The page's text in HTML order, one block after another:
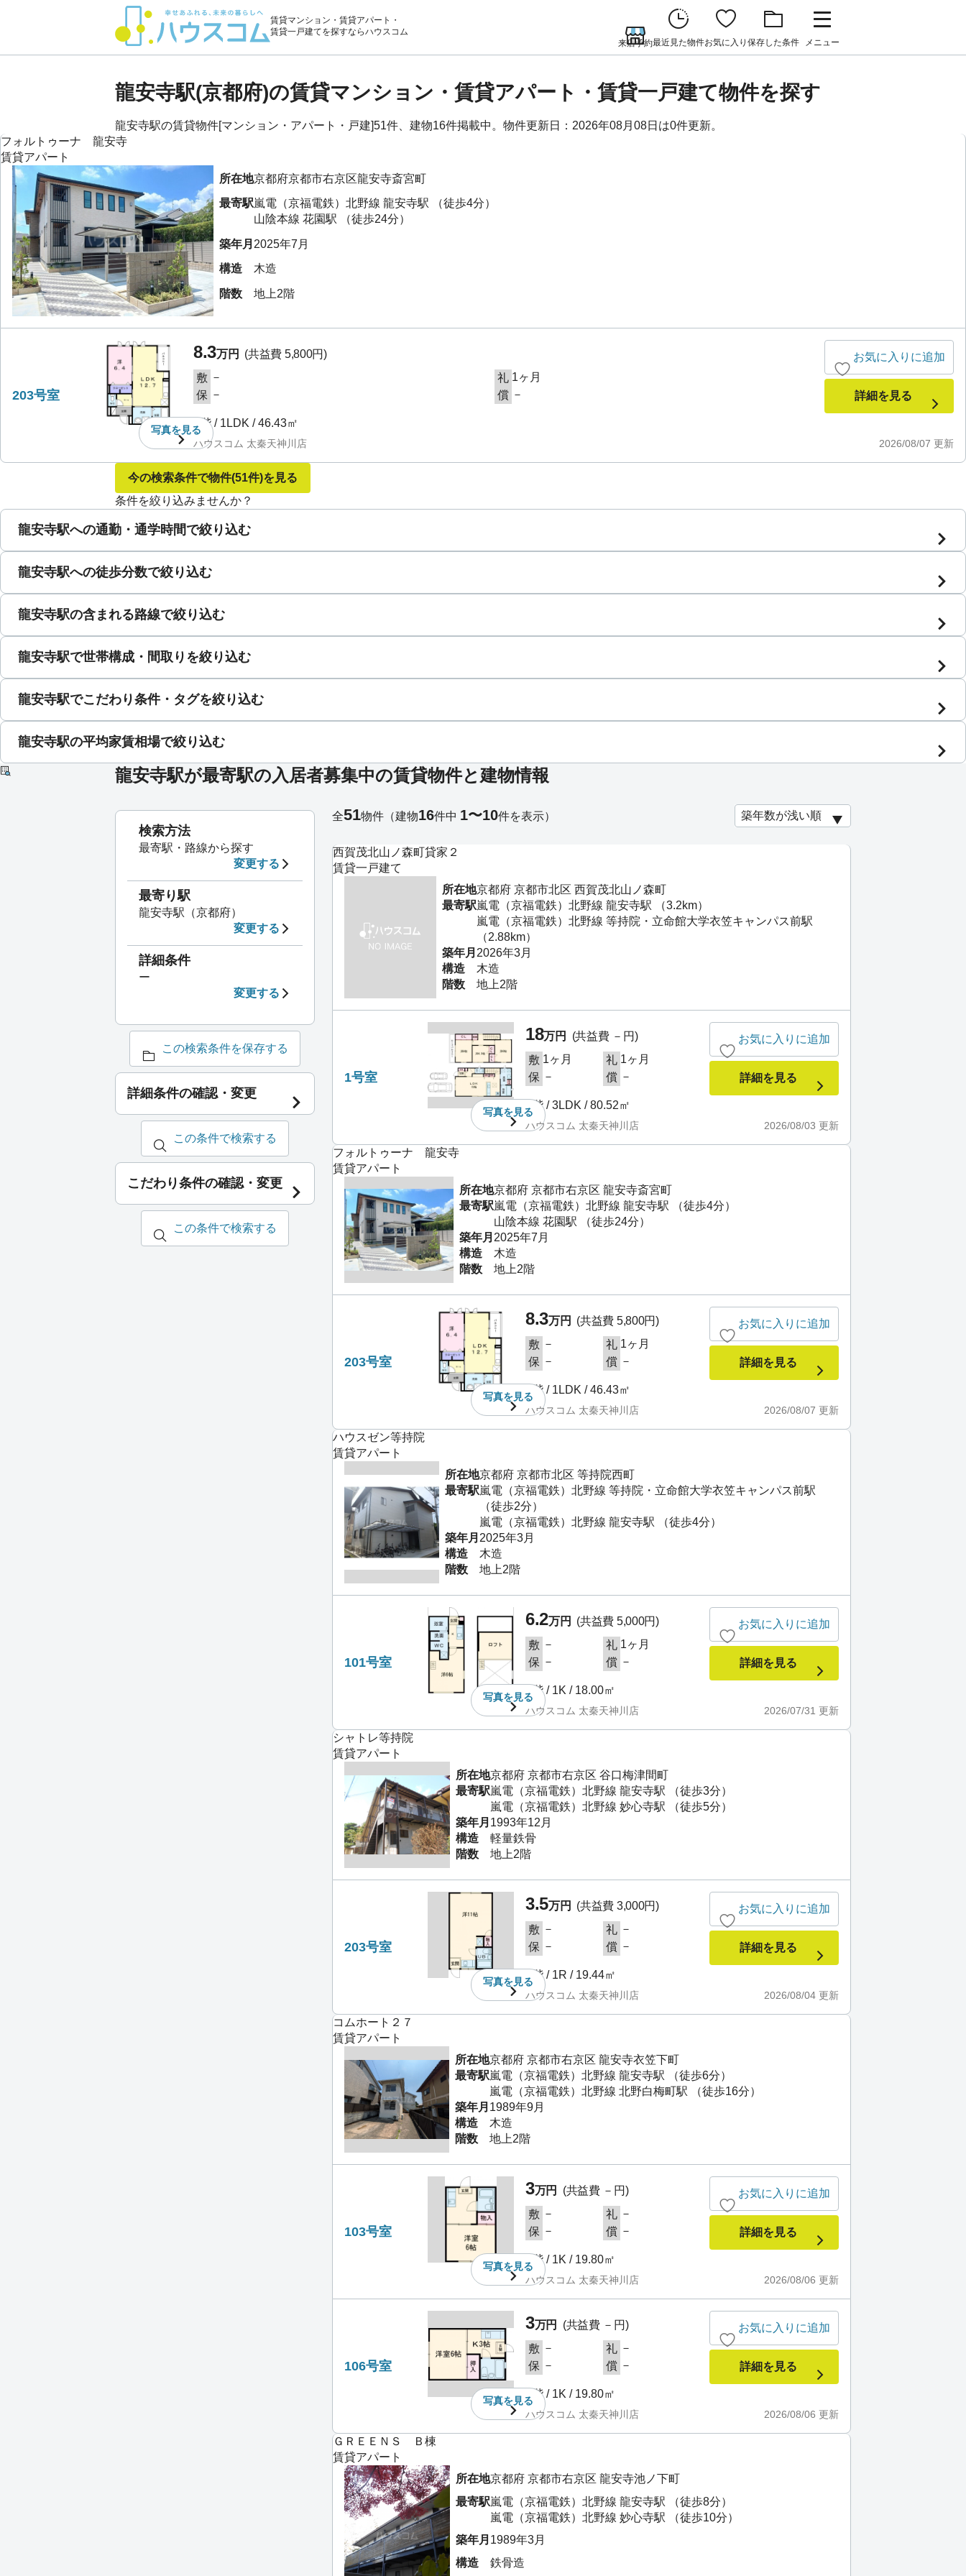
賃貸マンション・賃貸アパート・
賃貸一戸建てを探すならハウスコム
来店予約最近見た物件お気に入り 保存した条件 メニュー
龍安寺駅(京都府)の賃貸マンション・賃貸アパート・賃貸一戸建て物件を探す
龍安寺駅の賃貸物件[マンション・アパート・戸建]51件、建物16件掲載中。物件更新日：2026年08月08日は0件更新。
フォルトゥーナ 龍安寺
賃貸アパート
所在地京都府京都市右京区龍安寺斎宮町
最寄駅嵐電（京福電鉄）北野線 龍安寺駅
（徒歩4分）
山陰本線 花園駅 （徒歩24分）
築年月 2025年7月
構造 木造
階数 地上2階
203号室
写真を見る
8.3万円 (共益費 5,800円)
敷 － 礼 1ヶ月
保 － 償 －
2階/ 1LDK /46.43㎡
2026/08/07 更新
ハウスコム 太秦天神川店
お気に入りに追加
詳細を見る
今の検索条件で物件(51件)を見る
条件を絞り込みませんか？
龍安寺駅への通勤・通学時間で絞り込む
龍安寺駅への徒歩分数で絞り込む
龍安寺駅の含まれる路線で絞り込む
龍安寺駅で世帯構成・間取りを絞り込む
龍安寺駅でこだわり条件・タグを絞り込む
龍安寺駅の平均家賃相場で絞り込む
龍安寺駅が最寄駅の入居者募集中の賃貸物件と建物情報
西賀茂北山ノ森町貸家２
賃貸一戸建て
所在地京都府 京都市北区 西賀茂北山ノ森町
最寄駅嵐電（京福電鉄）北野線 龍安寺駅 （3.2km）
嵐電（京福電鉄）北野線 等持院・立命館大学衣笠キャンパス前駅
（2.88km）
築年月 2026年3月
構造
木造
階数
地上2階
1号室
写真を見る
18万円
(共益費 －円)
敷 1ヶ月 礼 1ヶ月
保 － 償 －
1階 / 3LDK / 80.52㎡
2026/08/03 更新
ハウスコム 太秦天神川店
お気に入りに追加
詳細を見る
フォルトゥーナ 龍安寺
賃貸アパート
所在地京都府 京都市右京区 龍安寺斎宮町
最寄駅嵐電（京福電鉄）北野線 龍安寺駅 （徒歩4分）
山陰本線 花園駅 （徒歩24分）
築年月 2025年7月
構造
木造
階数
地上2階
203号室
写真を見る
8.3万円
(共益費 5,800円)
敷 － 礼 1ヶ月
保 － 償 －
2階 / 1LDK / 46.43㎡
2026/08/07 更新
ハウスコム 太秦天神川店
お気に入りに追加
詳細を見る
ハウスゼン等持院
賃貸アパート
所在地京都府 京都市北区 等持院西町
最寄駅嵐電（京福電鉄）北野線 等持院・立命館大学衣笠キャンパス前駅
（徒歩2分）
嵐電（京福電鉄）北野線 龍安寺駅 （徒歩4分）
築年月 2025年3月
構造
木造
階数
地上2階
101号室
写真を見る
6.2万円
(共益費 5,000円)
敷 － 礼 1ヶ月
保 － 償 －
1階 / 1K / 18.00㎡
2026/07/31 更新
ハウスコム 太秦天神川店
お気に入りに追加
詳細を見る
シャトレ等持院
賃貸アパート
所在地京都府 京都市右京区 谷口梅津間町
最寄駅嵐電（京福電鉄）北野線 龍安寺駅 （徒歩3分）
嵐電（京福電鉄）北野線 妙心寺駅 （徒歩5分）
築年月 1993年12月
構造
軽量鉄骨
階数
地上2階
203号室
写真を見る
3.5万円
(共益費 3,000円)
敷 － 礼 －
保 － 償 －
2階 / 1R / 19.44㎡
2026/08/04 更新
ハウスコム 太秦天神川店
お気に入りに追加
詳細を見る
コムホート２７
賃貸アパート
所在地京都府 京都市右京区 龍安寺衣笠下町
最寄駅嵐電（京福電鉄）北野線 龍安寺駅 （徒歩6分）
嵐電（京福電鉄）北野線 北野白梅町駅 （徒歩16分）
築年月 1989年9月
構造
木造
階数
地上2階
103号室
写真を見る
3万円
(共益費 －円)
敷 － 礼 －
保 － 償 －
1階 / 1K / 19.80㎡
2026/08/06 更新
ハウスコム 太秦天神川店
お気に入りに追加
詳細を見る
106号室
写真を見る
3万円
(共益費 －円)
敷 － 礼 －
保 － 償 －
1階 / 1K / 19.80㎡
2026/08/06 更新
ハウスコム 太秦天神川店
お気に入りに追加
詳細を見る
ＧＲＥＥＮＳ Ｂ棟
賃貸アパート
所在地京都府 京都市右京区 龍安寺池ノ下町
最寄駅嵐電（京福電鉄）北野線 龍安寺駅 （徒歩8分）
嵐電（京福電鉄）北野線 妙心寺駅 （徒歩10分）
築年月 1989年3月
構造
鉄骨造
全51物件 （建物16件中 1〜10件を表示）
検索方法
最寄駅・路線から探す
変更する
最寄り駅
龍安寺駅（京都府）
変更する
詳細条件
ー
変更する
この検索条件を保存する
詳細条件の確認・変更
この条件で検索する
こだわり条件の確認・変更
この条件で検索する